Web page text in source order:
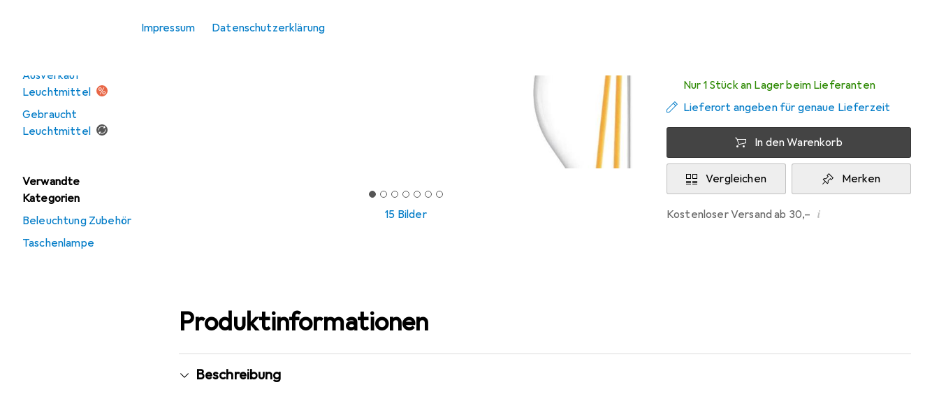
Impressum Datenschutzerklärung
Ausverkauf
Leuchtmittel
Gebraucht
Leuchtmittel
Verwandte
Kategorien
Beleuchtung Zubehör
Taschenlampe
15 Bilder
Nur 1 Stück an Lager beim Lieferanten
Lieferort angeben für genaue Lieferzeit
In den Warenkorb
Vergleichen Merken
Kostenloser Versand ab 30,– i
Produktinformationen
Beschreibung